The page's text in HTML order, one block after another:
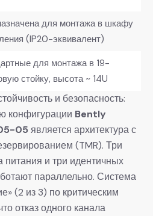
для монтажа в шкафу
(IP20-эквивалент)
для монтажа в 19-
стойку, высота ~ 14U
и безопасность:
конфигурации Bently
05 ​ является архитектура с
(TMR). Три
питания и три идентичных
параллельно. Система
(2 из 3) по критическим
отказ одного канала